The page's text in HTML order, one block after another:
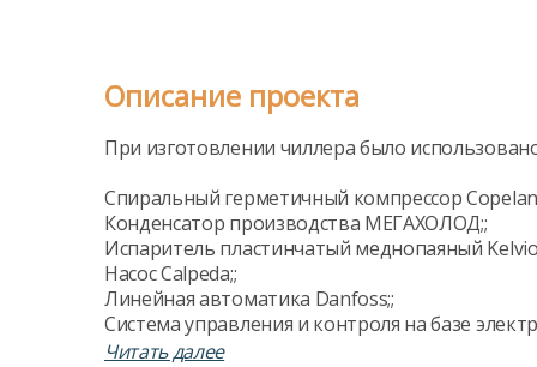
Описание проекта
При изготовлении чиллера было
Спиральный герметичный компрессор
Конденсатор производства МЕГАХОЛОД;;
Испаритель пластинчатый меднопаяный
Насос Calpeda;;
Линейная автоматика Danfoss;;
Система управления и контроля на базе
Шкаф автоматики на базе комплектующих
Читать далее